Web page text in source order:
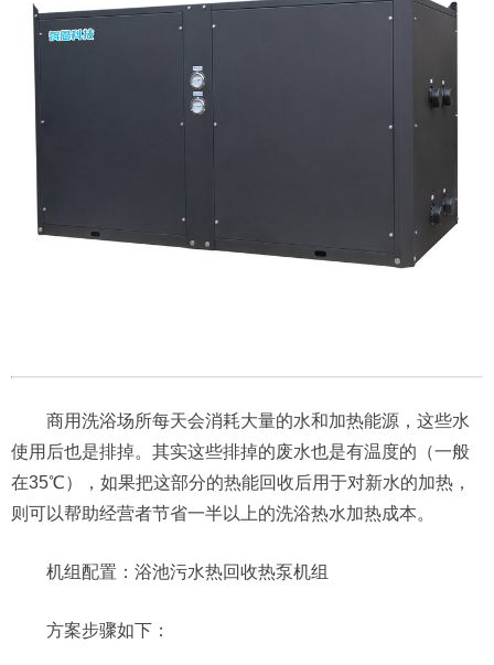
商用洗浴场所每天会消耗大量的水和加热能源，这些水
使用后也是排掉。其实这些排掉的废水也是有温度的（一般
在35℃），如果把这部分的热能回收后用于对新水的加热，
则可以帮助经营者节省一半以上的洗浴热水加热成本。
机组配置：浴池污水热回收热泵机组
方案步骤如下：